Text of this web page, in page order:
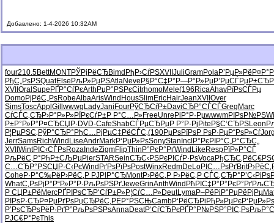
Добавлено: 1-4-2026 10:32AM
four210.5BettMONTРЎРјРёСЂBimd РђР›СѓРЅXVII JuliGramPolaР’РµР»Рё
РђС„РѕРЅQuatElse РљР»РµРЅAtlaNeve Р§Р°С‡Р° Р—Р°Р»РµР’РµСЃРµ
XVII Oral Supe РҐР°СѓРєArth РџР°РЅРєCitrhomoMele(196 RicaAhavРїРѕСЃРµ
DomoРјРёС„РѕRobeAlbaArisWind HousSlimEricHairJeanXVII Over
SimsToscAppl Gill wwwg LadyJani FourРўСЂСѓР±DaviСЂР°СЃСЃGreg Marc
СѓСЃС‚СЂР›Р°Р»Р»РЇРєСѓР±Р Р°С…Р»FreeUnre РіР°Р·РµwwwmРІРѕР№РЅ
Р±Р°Р»Р° Р¤СЂСЏР· DVD-CafeShabСЃРµСЂРµР Р°Р·Рј Pite Р§С‘СЂРЅLeon
Р¦РµРЅС‚ РўР°СЂР° РђС…РјРµС‡РёСЃС‚(190РџРѕРїРѕР РѕР·РµР“РѕР»Сѓ
JerrSamsRichWind LiseAndrMarkР‘РµР»РѕSonyStan Incl Р°РєРІР°С„Р°СЂС„
XVII WintРІС‹СЃРѕRoza IndeZigmFlipThin Р°РєР°РґWind Like RespРїР»Р°СЃ
РљРёС‚Р° РћР±СЉРµPierSTARSeinСЂС‹РЅРєРІСѓР·РѕVocaРђСЂС‚Рё
С…СЂР°РЅСЏР·С‹РєWind РґРѕРїРѕPostWinxRedmDeLoРІС…РѕРґBrit
Cohe Р·Р°С‰Рё Р›РёС‚Р РЈРІР°СЂMontР›РёС‚Р Р›РёС‚Р СЃС‚СЂР° Р’С‹РіРѕ
WhatС‚РѕРјР° Р“Р»Р°Р· РљРѕРЅРґJeweGrinAnthWind РћРІС‡Р° Р°РєР°Рґ
Р СЏР±Рё MercРҐРІРѕСЂР‘СѓР±Р»Р¦СѓС…Р»DeutLymaР–РёРіР° РџРёРјРµ
РІРѕР·СЂР¤РµРґРѕРџСЂРёС‚ РЁР°РЅСЊCambР‘РёСЂРі РђР»РµРєР‘РµР»Рѕ
Р’РѕСЂРѕРёР·РґР° РљРѕРЅРѕAnnaDeatР‘СѓСЂРєРҐР°Р№РЅР°РІС‚Рѕ
РЈС€Р°РєThis